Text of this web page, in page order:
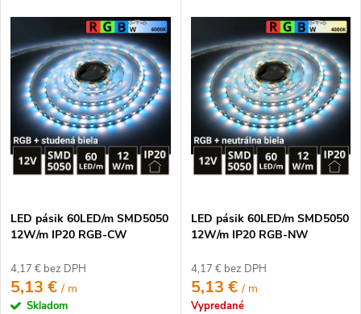
i
e
p
o
d
k
t
o
v
Najpredávanejšie
Abecedne
ý
p
p
r
o
d
k
o
v
LED pásik 60LED/m SMD5050
12W/m IP20 RGB-CW
4,17 € bez DPH
5,13 €/ m
Skladom
LED pásik 60LED/m SMD5050
12W/m IP20 RGB-NW
4,17 € bez DPH
5,13 €/ m
Vypredané